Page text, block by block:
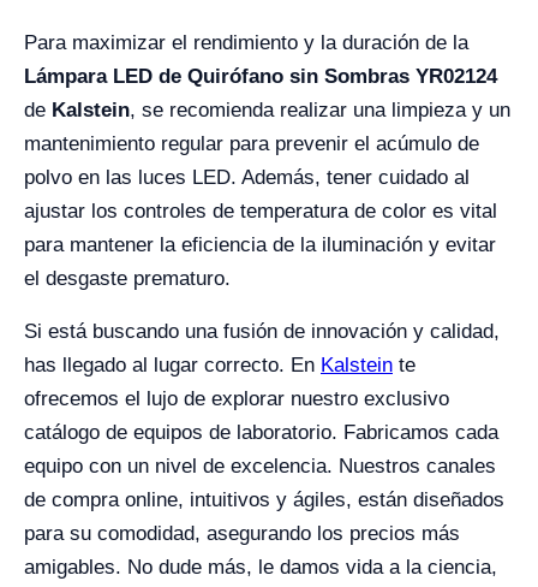
Para maximizar el rendimiento y la duración de la
Lámpara LED de Quirófano sin Sombras YR02124
de Kalstein, se recomienda realizar una limpieza y un
mantenimiento regular para prevenir el acúmulo de
polvo en las luces LED. Además, tener cuidado al
ajustar los controles de temperatura de color es vital
para mantener la eficiencia de la iluminación y evitar
el desgaste prematuro.
Si está buscando una fusión de innovación y calidad,
has llegado al lugar correcto. En Kalstein te
ofrecemos el lujo de explorar nuestro exclusivo
catálogo de equipos de laboratorio. Fabricamos cada
equipo con un nivel de excelencia. Nuestros canales
de compra online, intuitivos y ágiles, están diseñados
para su comodidad, asegurando los precios más
amigables. No dude más, le damos vida a la ciencia,